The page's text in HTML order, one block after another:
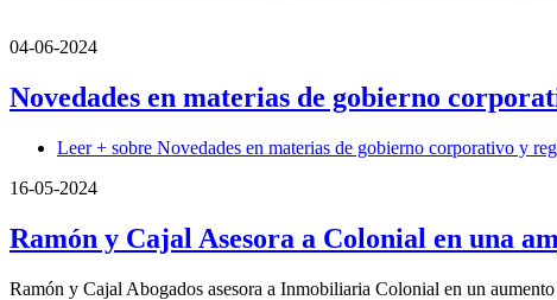
04-06-2024
Novedades en materias de gobierno
Leer + sobre Novedades en materias de gobierno corporativo y
16-05-2024
Ramón y Cajal Asesora a Colonial en una
Ramón y Cajal Abogados asesora a Inmobiliaria Colonial en un